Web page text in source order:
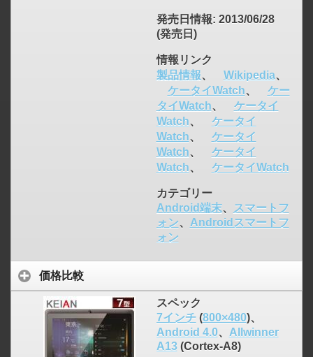
発売日情報: 2013/06/28
(発売日)
情報リンク
製品情報、 Wikipedia、
ケータイWatch、
ケー
タイWatch、
ケータイ
Watch、
ケータイ
Watch、
ケータイ
Watch、
ケータイ
Watch、 ケータイWatch
カテゴリー
Android端末、
スマートフ
ォン、 Androidスマートフ
ォン
価格比較
スペック
7インチ(800×480)、
Android 4.0、 Allwinner
A13(Cortex-A8)
click to expand contents